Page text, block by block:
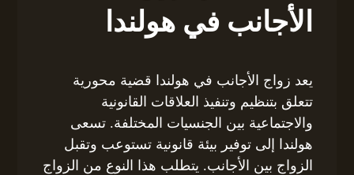
الأجانب في هولندا
يعد زواج الأجانب في هولندا قضية محورية
تتعلق بتنظيم وتنفيذ العلاقات القانونية
والاجتماعية بين الجنسيات المختلفة. تسعى
هولندا إلى توفير بيئة قانونية تستوعب وتقبل
الزواج بين الأجانب. يتطلب هذا النوع من الزواج